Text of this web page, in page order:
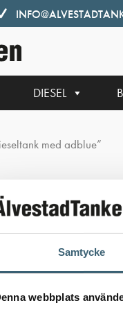
Samtycke
webbplats
DIESEL
med adblue”
motsvarar ditt val.